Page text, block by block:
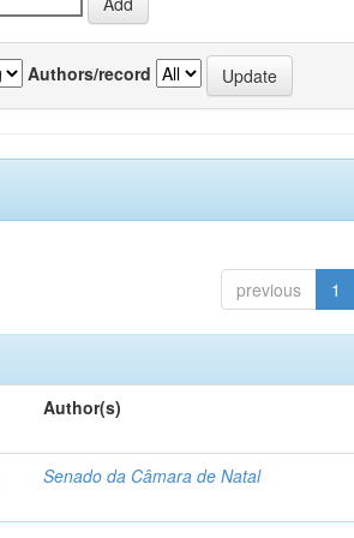
Authors/record
previous 1
Author(s)
Senado da Câmara de Natal